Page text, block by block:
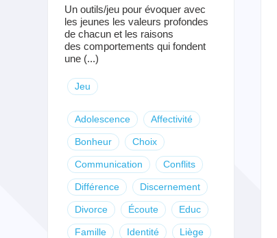
Un outils/jeu pour évoquer avec
les jeunes les valeurs profondes
de chacun et les raisons
des comportements qui fondent
une (...)
Jeu
Adolescence Affectivité
Bonheur Choix
Communication Conflits
Différence Discernement
Divorce Écoute Educ
Famille Identité Liège